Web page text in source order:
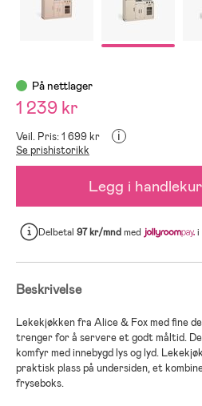
På nettlager
1 239 kr
Veil. Pris: 1 699 kr i
Se prishistorikk
Legg i
Delbetal 97 kr/mndmed i
Beskrivelse
Lekekjøkken fra Alice & Fox med fine
trenger for å servere et godt måltid.
komfyr med innebygd lys og lyd.
praktisk plass på undersiden, et
fryseboks.